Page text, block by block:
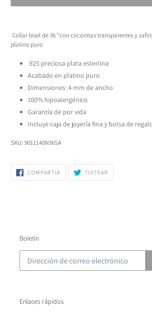
producto
a
carrito
Collar bisel de 36 "con circonitas transparentes y
platino puro
.925 preciosa plata esterlina
Acabado en platino puro
Dimensiones: 4 mm de ancho
100% hipoalergénico
Garantía de por vida
Incluye caja de joyería fina y bolsa de
SKU: 9011140N36SA
COMPARTIR COMPARTIR
FACEBOOK
TUITEAR
TWITTER
Boletín
Enlaces rápidos